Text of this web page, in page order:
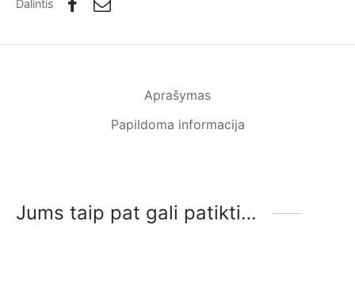
Dalintis
Aprašymas
Papildoma informacija
Jums taip pat gali patikti…